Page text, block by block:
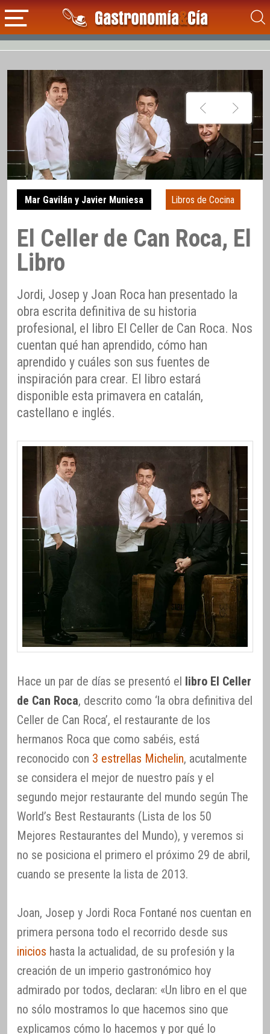
Mar Gavilán y Javier Muniesa Libros de Cocina
El Celler de Can Roca, El
Libro
Jordi, Josep y Joan Roca han presentado la
obra escrita definitiva de su historia
profesional, el libro El Celler de Can Roca. Nos
cuentan qué han aprendido, cómo han
aprendido y cuáles son sus fuentes de
inspiración para crear. El libro estará
disponible esta primavera en catalán,
castellano e inglés.
Hace un par de días se presentó el libro El Celler
de Can Roca, descrito como ‘la obra definitiva del
Celler de Can Roca’, el restaurante de los
hermanos Roca que como sabéis, está
reconocido con 3 estrellas Michelin, acutalmente
se considera el mejor de nuestro país y el
segundo mejor restaurante del mundo según The
World’s Best Restaurants (Lista de los 50
Mejores Restaurantes del Mundo), y veremos si
no se posiciona el primero el próximo 29 de abril,
cuando se presente la lista de 2013.
Joan, Josep y Jordi Roca Fontané nos cuentan en
primera persona todo el recorrido desde sus
inicios hasta la actualidad, de su profesión y la
creación de un imperio gastronómico hoy
admirado por todos, declaran: «Un libro en el que
no sólo mostramos lo que hacemos sino que
explicamos cómo lo hacemos y por qué lo